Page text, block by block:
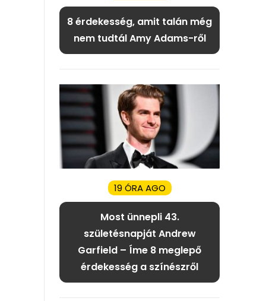
8 érdekesség, amit talán még
nem tudtál Amy Adams-ről
19 ÓRA AGO
Most ünnepli 43.
születésnapját Andrew
Garfield – Íme 8 meglepő
érdekesség a színészről